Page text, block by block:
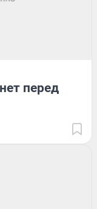
перед